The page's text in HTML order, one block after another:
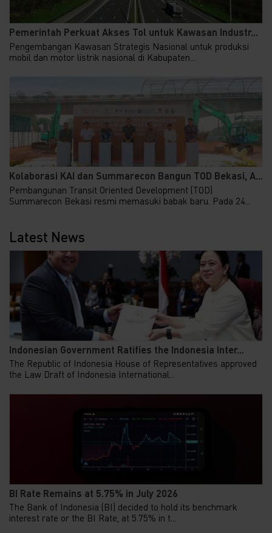
Pemerintah Perkuat Akses Tol untuk Kawasan Industr...
Pengembangan Kawasan Strategis Nasional untuk produksi
mobil dan motor listrik nasional di Kabupaten...
Kolaborasi KAI dan Summarecon Bangun TOD Bekasi, A...
Pembangunan Transit Oriented Development (TOD)
Summarecon Bekasi resmi memasuki babak baru. Pada 24...
Latest News
Indonesian Government Ratifies the Indonesia Inter...
The Republic of Indonesia House of Representatives approved
the Law Draft of Indonesia International...
BI Rate Remains at 5.75% in July 2026
The Bank of Indonesia (BI) decided to hold its benchmark
interest rate or the BI Rate, at 5.75% in t...